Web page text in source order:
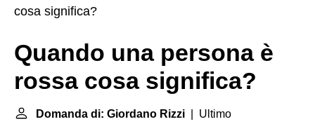
cosa significa?
Quando una persona è
rossa cosa significa?
Domanda di: Giordano Rizzi | Ultimo